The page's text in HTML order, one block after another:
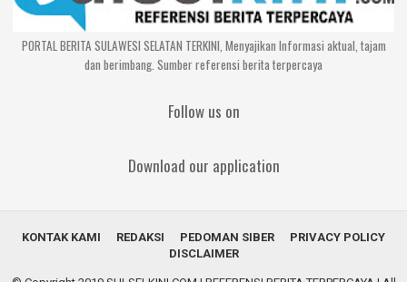
PORTAL BERITA SULAWESI SELATAN TERKINI, Menyajikan Informasi aktual, tajam
dan berimbang. Sumber referensi berita terpercaya
Follow us on
Download our application
KONTAK KAMI REDAKSI PEDOMAN SIBER
PRIVACY POLICY
DISCLAIMER